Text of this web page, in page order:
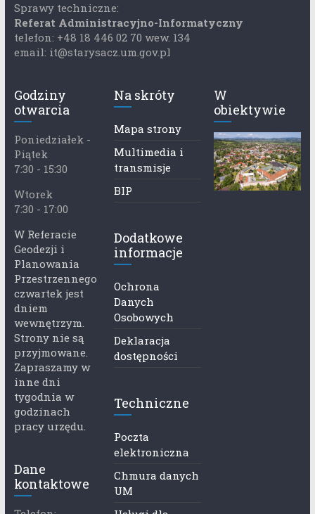
Sprawy techniczne:
Referat Administracyjno-Informatyczny
telefon: +48 18 446 02 70 wew. 134
email: it@starysacz.um.gov.pl
Godziny
otwarcia
Poniedziałek -
Piątek
7:30 - 15:30
Wtorek
7:30 - 17:00
W Referacie
Geodezji i
Planowania
Przestrzennego
czwartek jest
dniem
wewnętrzym.
Strony nie są
przyjmowane.
Zapraszamy w
inne dni
tygodnia w
godzinach
pracy urzędu.
Dane
kontaktowe
Na skróty
Mapa strony
Multimedia i
transmisje
BIP
Dodatkowe
informacje
Ochrona
Danych
Osobowych
Deklaracja
dostępności
Techniczne
Poczta
elektroniczna
Chmura danych
UM
W
obiektywie